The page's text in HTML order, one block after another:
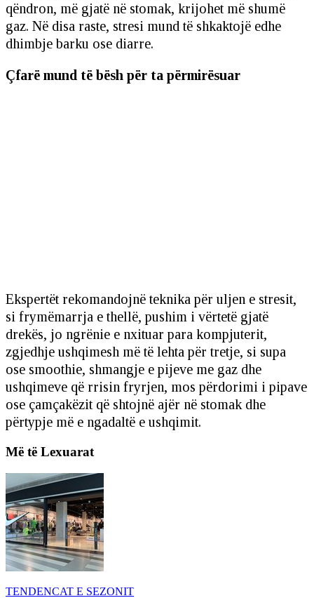
qëndron, më gjatë në stomak, krijohet më shumë
gaz. Në disa raste, stresi mund të shkaktojë edhe
dhimbje barku ose diarre.
Çfarë mund të bësh për ta përmirësuar
Ekspertët rekomandojnë teknika për uljen e stresit,
si frymëmarrja e thellë, pushim i vërtetë gjatë
drekës, jo ngrënie e nxituar para kompjuterit,
zgjedhje ushqimesh më të lehta për tretje, si supa
ose smoothie, shmangje e pijeve me gaz dhe
ushqimeve që rrisin fryrjen, mos përdorimi i pipave
ose çamçakëzit që shtojnë ajër në stomak dhe
përtypje më e ngadaltë e ushqimit.
Më të Lexuarat
TENDENCAT E SEZONIT